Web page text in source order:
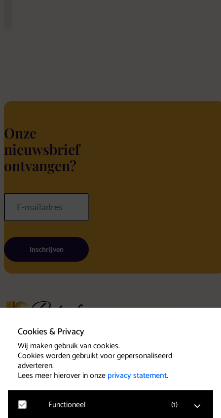
Cookies & Privacy
Wij maken gebruik van cookies.
Cookies worden gebruikt voor gepersonaliseerd
adverteren.
Lees meer hierover in onzeprivacy statement.
Functioneel (1)
Onze
nieuwsbrief
ontvangen?
Inschrijven
Home
Concerten
Uw bezoek
Toegankelijkheid
Groepen
Vrienden & voordelen
Contact
Privacy